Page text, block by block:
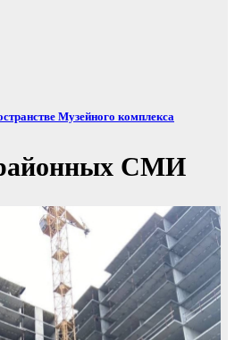
Музейного комплекса